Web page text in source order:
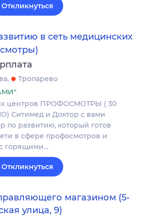
Откликнуться
в сеть медицинских
Тропарево
центров ПРОФОСМОТРЫ ( 30
Ситимед и Доктор с вами
по развитию, который готов
в сфере профосмотров и
горящими…
Откликнуться
магазином (5-
улица, 9)